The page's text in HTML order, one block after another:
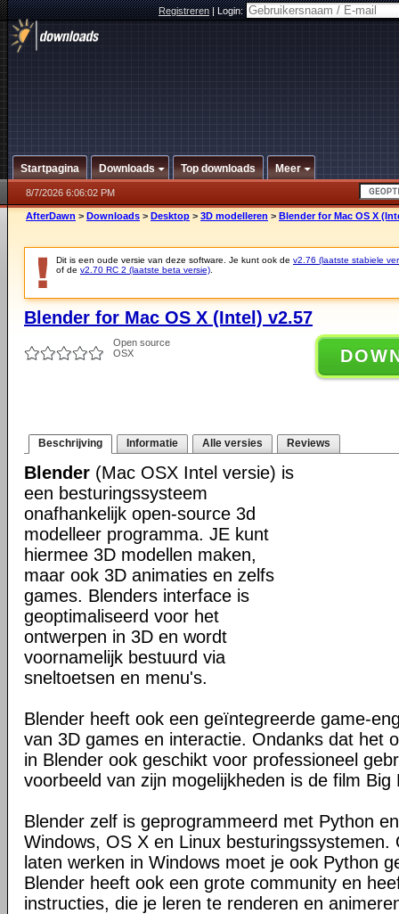
Registreren|Login:
Startpagina Downloads Top downloads Meer
8/7/2026 6:06:02 PM
AfterDawn > Downloads > Desktop > 3D modelleren > Blender for Mac OS X
Dit is een oude versie van deze software. Je kunt ook de v2.76 (laatste stabiele
of de v2.70 RC 2 (laatste beta versie)
Blender for Mac OS X (Intel) v2.57
Open source
OSX
Beschrijving Informatie Alle versies Reviews
Blender (Mac OSX Intel versie) is
een besturingssysteem
onafhankelijk open-source 3d
modelleer programma. JE kunt
hiermee 3D modellen maken,
maar ook 3D animaties en zelfs
games. Blenders interface is
geoptimaliseerd voor het
ontwerpen in 3D en wordt
voornamelijk bestuurd via
sneltoetsen en menu's.
Blender heeft ook een geïntegreerde game-
van 3D games en interactie. Ondanks dat het
in Blender ook geschikt voor professioneel
voorbeeld van zijn mogelijkheden is de film Big
Blender zelf is geprogrammeerd met Python
Windows, OS X en Linux besturingssystemen.
laten werken in Windows moet je ook Python
Blender heeft ook een grote community en
instructies, die je leren te renderen en